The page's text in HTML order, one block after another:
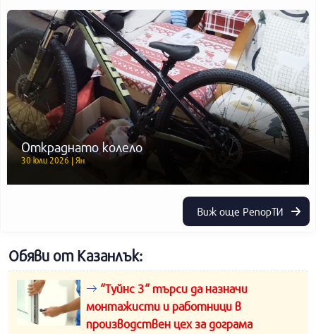
Откраднато колело
30 юли 2026 | Ян
Виж още РепорТИ
Обяви от Казанлък:
“Туйнс 3“ търси да назначи
монтажисти и работници в
производствен цех за дограма